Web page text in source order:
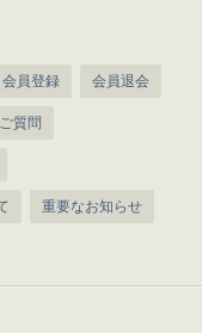
会員登録 会員退会
質問
重要なお知らせ